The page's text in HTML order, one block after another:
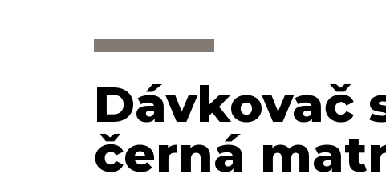
Dávkovač
černá